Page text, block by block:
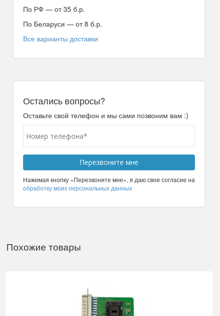
По РФ — от 35 б.р.
По Беларуси — от 8 б.р.
Все варианты доставки
Остались вопросы?
Оставьте свой телефон и мы сами позвоним вам :)
Нажимая кнопку «Перезвоните мне», я даю свое согласие на
обработку моих персональных данных
Похожие товары